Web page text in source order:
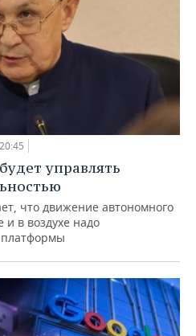
управлять
что движение автономного
и в воздухе надо
платформы